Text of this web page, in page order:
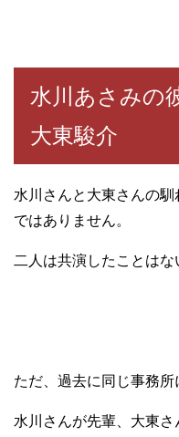
水川あさみの
大東駿介
水川さんと大東さんの
ではありません。
二人は共演したことはな
ただ、過去に同じ事務所
水川さんが先輩、大東